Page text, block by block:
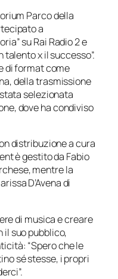
Parco della
a
su Rai Radio 2 e
x il successo”.
di format come
della trasmissione
stata selezionata
dove ha condiviso
distribuzione a cura
è gestito da Fabio
mentre la
D’Avena di
di musica e creare
il suo pubblico,
“Spero che le
sé stesse, i propri